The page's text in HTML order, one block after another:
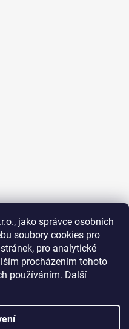
jako správce osobních
soubory cookies pro
pro analytické
procházením tohoto
používáním. Další